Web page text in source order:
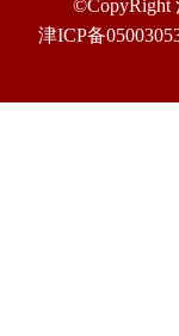
©CopyRight
津ICP备